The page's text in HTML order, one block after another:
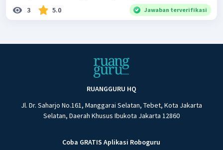
3 5.0 Jawaban terverifikasi
RUANGGURU HQ
Jl. Dr. Saharjo No.161, Manggarai Selatan, Tebet, Kota Jakarta
Selatan, Daerah Khusus Ibukota Jakarta 12860
Coba GRATIS Aplikasi Roboguru